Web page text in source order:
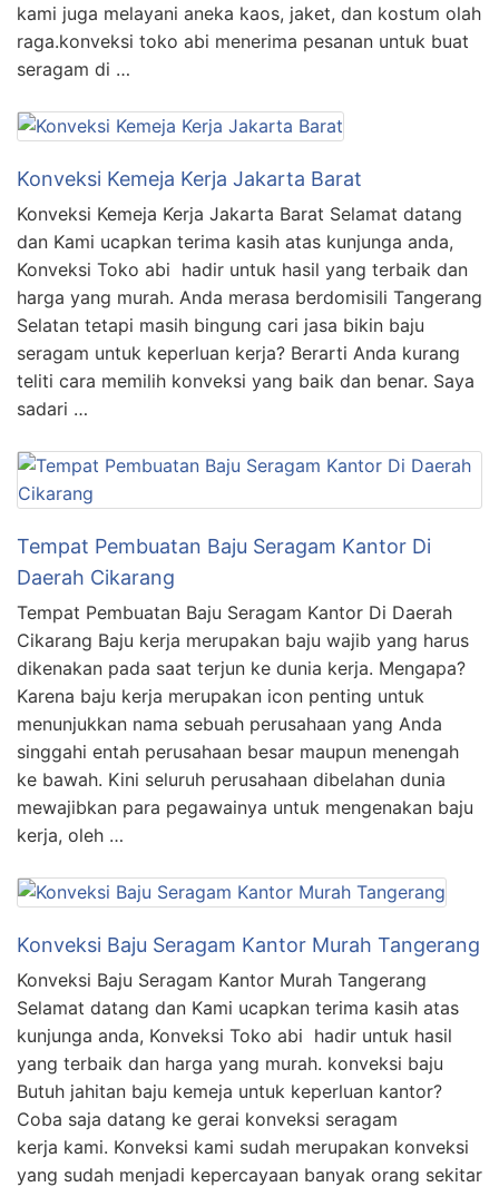
kami juga melayani aneka kaos, jaket, dan kostum olah
raga.konveksi toko abi menerima pesanan untuk buat
seragam di …
Konveksi Kemeja Kerja Jakarta Barat
Konveksi Kemeja Kerja Jakarta Barat Selamat datang
dan Kami ucapkan terima kasih atas kunjunga anda,
Konveksi Toko abi hadir untuk hasil yang terbaik dan
harga yang murah. Anda merasa berdomisili Tangerang
Selatan tetapi masih bingung cari jasa bikin baju
seragam untuk keperluan kerja? Berarti Anda kurang
teliti cara memilih konveksi yang baik dan benar. Saya
sadari …
Tempat Pembuatan Baju Seragam Kantor Di
Daerah Cikarang
Tempat Pembuatan Baju Seragam Kantor Di Daerah
Cikarang Baju kerja merupakan baju wajib yang harus
dikenakan pada saat terjun ke dunia kerja. Mengapa?
Karena baju kerja merupakan icon penting untuk
menunjukkan nama sebuah perusahaan yang Anda
singgahi entah perusahaan besar maupun menengah
ke bawah. Kini seluruh perusahaan dibelahan dunia
mewajibkan para pegawainya untuk mengenakan baju
kerja, oleh …
Konveksi Baju Seragam Kantor Murah Tangerang
Konveksi Baju Seragam Kantor Murah Tangerang
Selamat datang dan Kami ucapkan terima kasih atas
kunjunga anda, Konveksi Toko abi hadir untuk hasil
yang terbaik dan harga yang murah. konveksi baju
Butuh jahitan baju kemeja untuk keperluan kantor?
Coba saja datang ke gerai konveksi seragam
kerja kami. Konveksi kami sudah merupakan konveksi
yang sudah menjadi kepercayaan banyak orang sekitar